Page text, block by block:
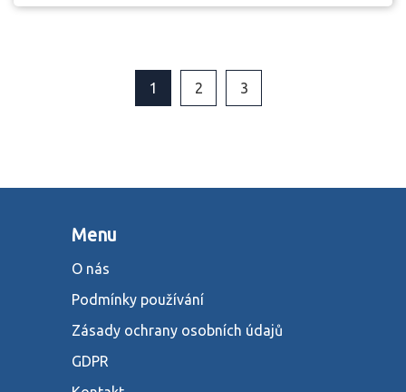
1 2 3
Menu
O nás
Podmínky používání
Zásady ochrany osobních údajů
GDPR